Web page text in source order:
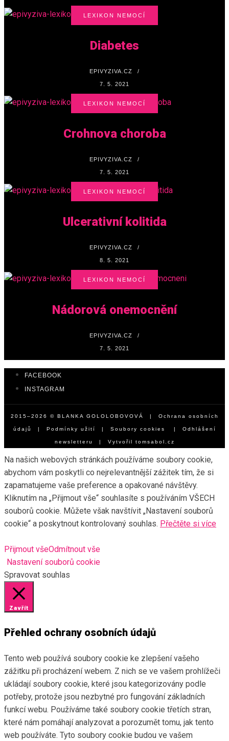
LEXIKON NEMOCÍ
Diabetes
EPIVYZIVA.CZ /
7. 5. 2021
LEXIKON NEMOCÍ
Crohnova choroba
EPIVYZIVA.CZ /
7. 5. 2021
LEXIKON NEMOCÍ
Ulcerativní kolitida
EPIVYZIVA.CZ /
8. 5. 2021
LEXIKON NEMOCÍ
Nádorová onemocnění
EPIVYZIVA.CZ /
7. 5. 2021
FACEBOOK
INSTAGRAM
2015–2026 © BLANKA GOLOLOBOVOVÁ | Ochrana osobních
údajů | Podmínky užití | Soubory cookies | Odhlášení
newsletteru | Vytvořil tomsabol.cz
Na našich webových stránkách používáme soubory cookie,
abychom vám poskytli co nejrelevantnější zážitek tím, že si
zapamatujeme vaše preference a opakované návštěvy.
Kliknutím na „Přijmout vše“ souhlasíte s používáním VŠECH
souborů cookie. Můžete však navštívit „Nastavení souborů
cookie“ a poskytnout kontrolovaný souhlas. Přečtěte si více
Přijmout všeOdmítnout vše
Nastavení souborů cookie
Spravovat souhlas
Zavřít
Přehled ochrany osobních údajů
Tento web používá soubory cookie ke zlepšení vašeho
zážitku při procházení webem. Z nich se ve vašem prohlížeči
ukládají soubory cookie, které jsou kategorizovány podle
potřeby, protože jsou nezbytné pro fungování základních
funkcí webu. Používáme také soubory cookie třetích stran,
které nám pomáhají analyzovat a porozumět tomu, jak tento
web používáte. Tyto soubory cookie budou ve vašem